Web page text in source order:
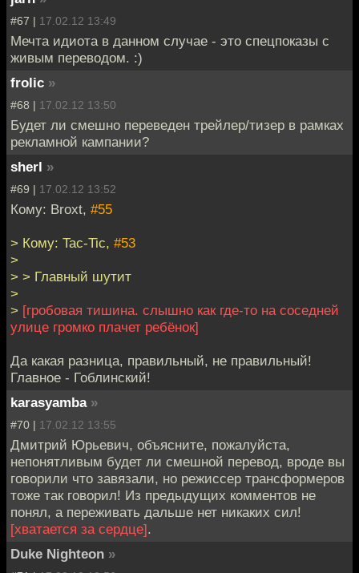
#67 | 17.02.12 13:49
Мечта идиота в данном случае - это спецпоказы с
живым переводом. :)
frolic »
#68 | 17.02.12 13:50
Будет ли смешно переведен трейлер/тизер в рамках
рекламной кампании?
sherl »
#69 | 17.02.12 13:52
Кому: Broxt, #55
> Кому: Tac-Tic, #53
>
> > Главный шутит
>
> [гробовая тишина. слышно как где-то на соседней
улице громко плачет ребёнок]
Да какая разница, правильный, не правильный!
Главное - Гоблинский!
karasyamba »
#70 | 17.02.12 13:55
Дмитрий Юрьевич, объясните, пожалуйста,
непонятливым будет ли смешной перевод, вроде вы
говорили что завязали, но режиссер трансформеров
тоже так говорил! Из предыдущих комментов не
понял, а переживать дальше нет никаких сил!
[хватается за сердце].
Duke Nighteon »